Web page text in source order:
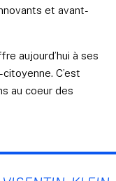
et avant-
aujourd’hui à ses
C’est
au coeur des